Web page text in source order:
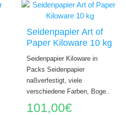
Seidenpapier Art of
Paper Kiloware 10 kg
Seidenpapier Kiloware in
Packs Seidenpapier
naßverfestigt, viele
verschiedene Farben, Boge..
101,00€